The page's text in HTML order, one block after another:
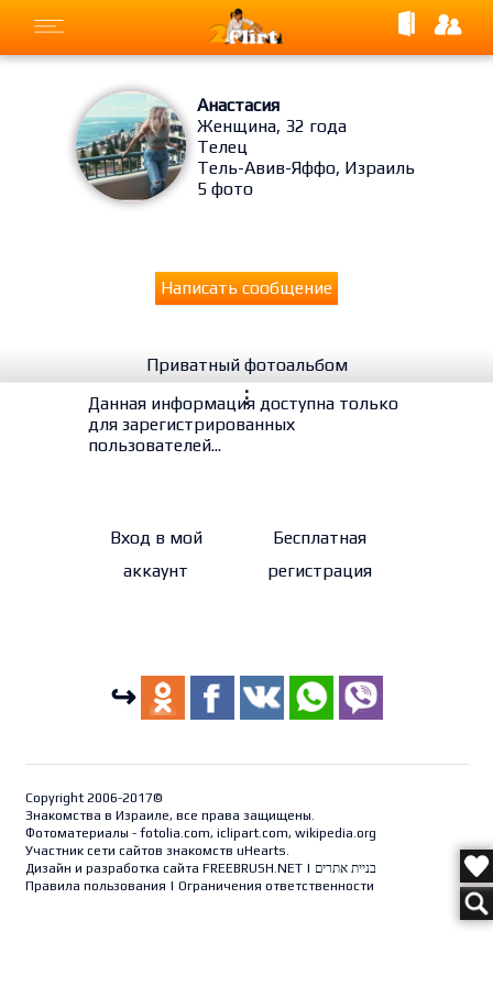
Анастасия
Женщина, 32 года
Телец
Тель-Авив-Яффо, Израиль
5 фото
Написать сообщение
Приватный фотоальбом
⋮
Данная информация доступна только
для зарегистрированных
пользователей...
Вход в мой
аккаунт
Бесплатная
регистрация
↪
Copyright 2006-2017©
Знакомства в Израиле, все права защищены.
Фотоматериалы - fotolia.com, iclipart.com, wikipedia.org
Участник сети сайтов знакомств uHearts.
Дизайн и разработка сайта FREEBRUSH.NET| בניית אתרים
Правила пользования | Ограничения ответственности